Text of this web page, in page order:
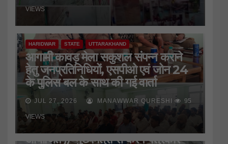
VIEWS
HARIDWAR STATE UTTARAKHAND
आगामी कावड़ मेला सकुशल संपन्न कराने
हेतु जनप्रतिनिधियों, एसपीओ एवं जोन 24
के पुलिस बल के साथ की गई वार्ता
JUL 27, 2026 MANAWWAR QURESHI 95
VIEWS
HARIDWAR STATE UTTARAKHAND
जिला प्रेस क्लब की बैठक
आयोजित*//*मुख्यमंत्री से करेंगे पत्रकार